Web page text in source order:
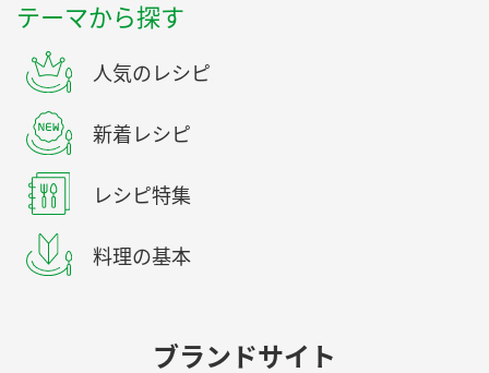
テーマから探す
人気のレシピ
新着レシピ
レシピ特集
料理の基本
ブランドサイト